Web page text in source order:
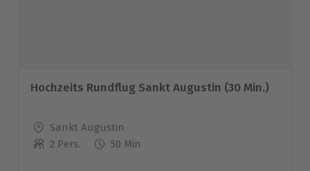
Hochzeits Rundflug Sankt Augustin (30 Min.)
Standort
Sankt Augustin
Anzahl der Teilnehmer
2 Pers. 50 Min